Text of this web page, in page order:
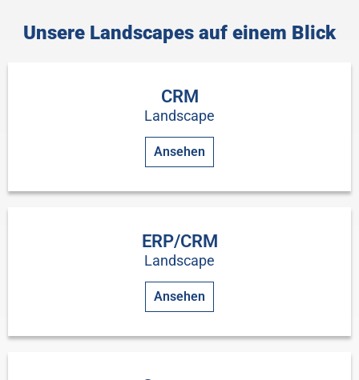
Unsere Landscapes auf einem Blick
CRM
Landscape
Ansehen
ERP/CRM
Landscape
Ansehen